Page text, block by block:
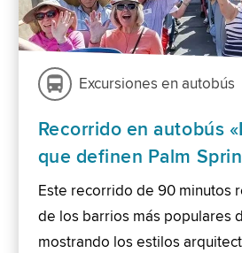
Excursiones en autobús
Recorrido en autobús
que definen Palm
Este recorrido de 90 minutos
de los barrios más populares
mostrando los estilos